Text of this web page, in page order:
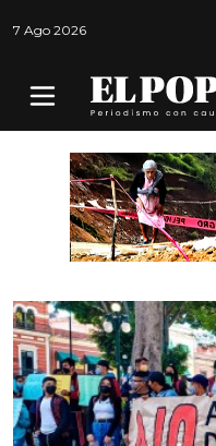
7 Ago 2026